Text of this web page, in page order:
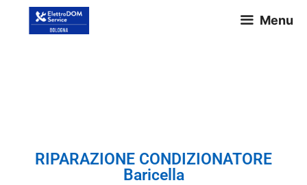
Menu
RIPARAZIONE CONDIZIONATORE
Baricella